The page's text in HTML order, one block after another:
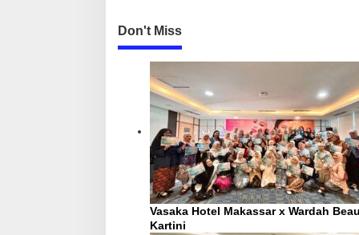
Don't Miss
Vasaka Hotel Makassar x Wardah
Kartini